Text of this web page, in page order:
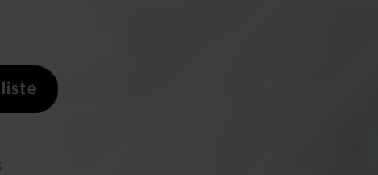
liste